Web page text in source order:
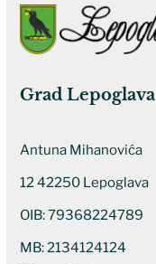
Grad Lepoglava
Antuna Mihanovića
12 42250 Lepoglava
OIB: 79368224789
MB: 2134124124